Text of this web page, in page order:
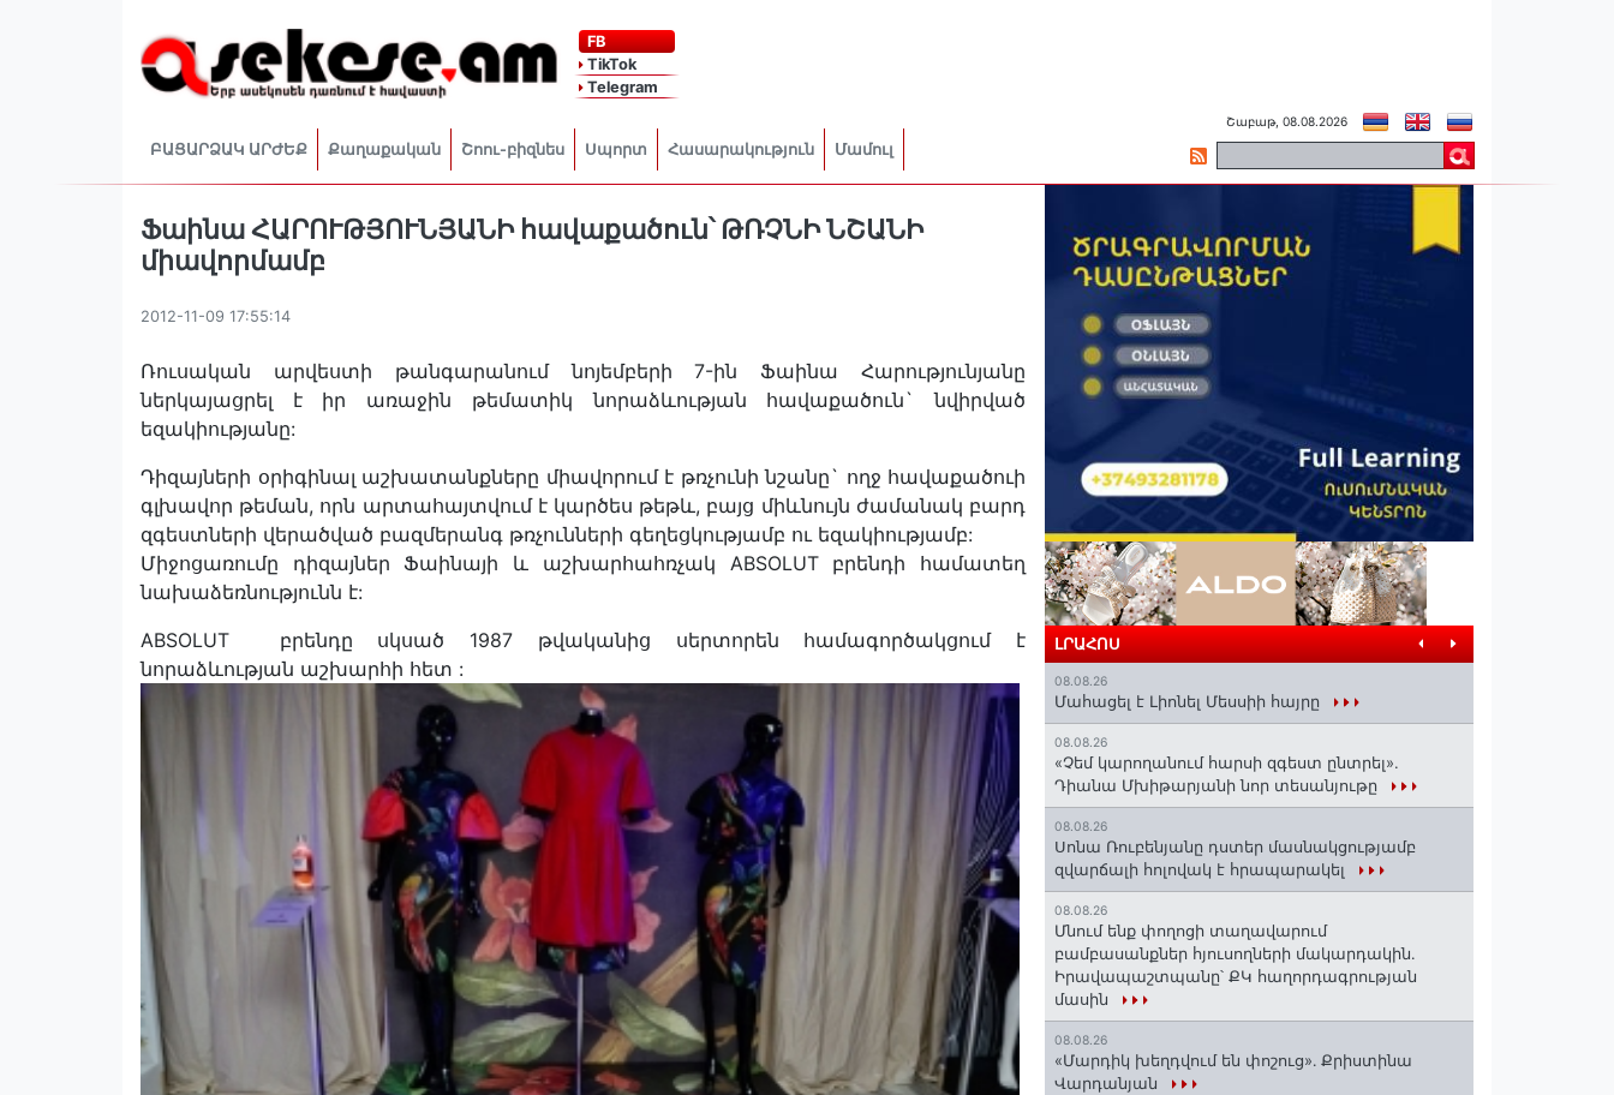
FB
TikTok
Telegram
ԲԱՑԱՐՁԱԿ ԱՐԺԵՔ Քաղաքական Շոու-բիզնես Սպորտ Հասարակություն Մամուլ
Շաբաթ, 08.08.2026
Ֆաինա ՀԱՐՈՒԹՅՈՒՆՅԱՆԻ հավաքածուն՝ ԹՌՉՆԻ ՆՇԱՆԻ
միավորմամբ
2012-11-09 17:55:14
Ռուսական արվեստի թանգարանում նոյեմբերի 7-ին Ֆաինա Հարությունյանը
ներկայացրել է իր առաջին թեմատիկ նորաձևության հավաքածուն` նվիրված
եզակիությանը:
Դիզայների օրիգինալ աշխատանքները միավորում է թռչունի նշանը` ողջ հավաքածուի
գլխավոր թեման, որն արտահայտվում է կարծես թեթև, բայց միևնույն ժամանակ բարդ
զգեստների վերածված բազմերանգ թռչունների գեղեցկությամբ ու եզակիությամբ:
Միջոցառումը դիզայներ Ֆաինայի և աշխարհահռչակ ABSOLUT բրենդի համատեղ
նախաձեռնությունն է:
ABSOLUT բրենդը սկսած 1987 թվականից սերտորեն համագործակցում է
նորաձևության աշխարհի հետ :
ԼՐԱՀՈՍ
08.08.26
Մահացել է Լիոնել Մեսսիի հայրը
08.08.26
«Չեմ կարողանում հարսի զգեստ ընտրել».
Դիանա Մխիթարյանի նոր տեսանյութը
08.08.26
Սոնա Ռուբենյանը դստեր մասնակցությամբ
զվարճալի հոլովակ է հրապարակել
08.08.26
Մնում ենք փողոցի տաղավարում
բամբասանքներ հյուսողների մակարդակին․
Իրավապաշտպանը՝ ՔԿ հաղորդագրության
մասին
08.08.26
«Մարդիկ խեղդվում են փոշուց»․ Քրիստինա
Վարդանյան